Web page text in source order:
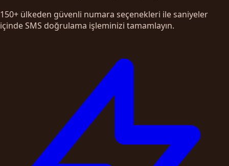
150+ ülkeden güvenli numara seçenekleri ile saniyeler
içinde SMS doğrulama işleminizi tamamlayın.